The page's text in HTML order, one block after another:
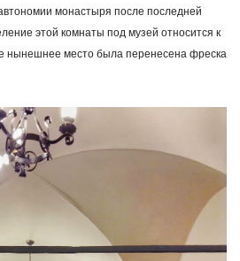
монастыря после последней
этой комнаты под музей относится к
нынешнее место была перенесена фреска